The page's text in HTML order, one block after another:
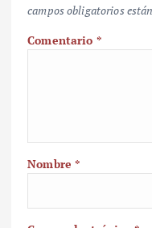
campos obligatorios
Comentario *
Nombre*